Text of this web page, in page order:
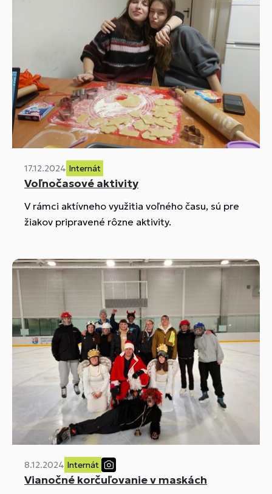
17.12.2024 Internát
Voľnočasové aktivity
V rámci aktívneho využitia voľného času, sú pre
žiakov pripravené rôzne aktivity.
8.12.2024 Internát
Vianočné korčuľovanie v maskách